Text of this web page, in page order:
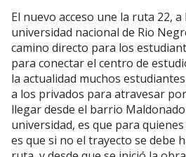
El nuevo acceso une la ruta 22,
universidad nacional de Rio
camino directo para los
para conectar el centro de
la actualidad muchos
a los privados para atravesar
llegar desde el barrio
universidad, es que para
es que si no el trayecto se debe